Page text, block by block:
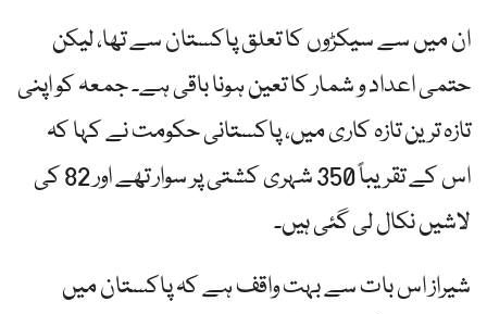
ان میں سے سیکڑوں کا تعلق پاکستان سے تھا، لیکن
حتمی اعداد و شمار کا تعین ہونا باقی ہے۔ جمعہ کو اپنی
تازہ ترین تازہ کاری میں، پاکستانی حکومت نے کہا کہ
اس کے تقریباً 350 شہری کشتی پر سوار تھے اور 82 کی
لاشیں نکال لی گئی ہیں۔
شیراز اس بات سے بہت واقف ہے کہ پاکستان میں